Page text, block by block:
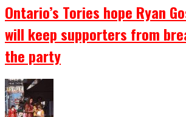
Ontario’s Tories hope Ryan
will keep supporters from
the party